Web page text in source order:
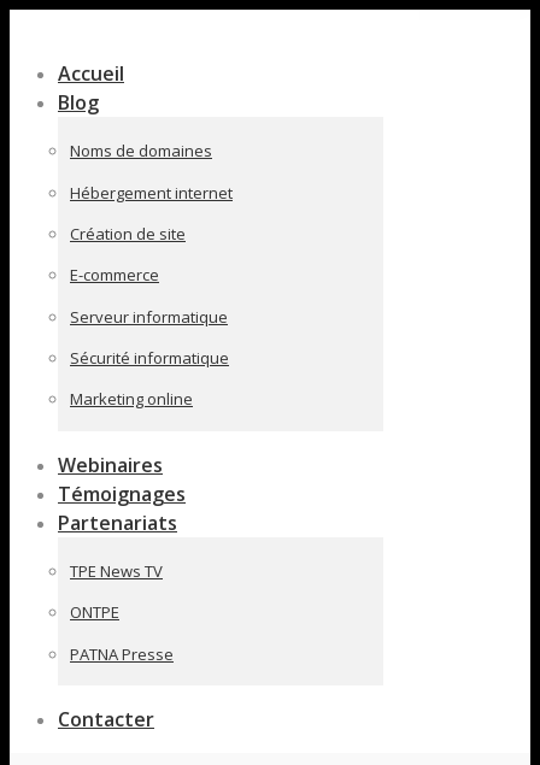
pleine
largeur
Accueil
Blog
Noms de domaines
Hébergement internet
Création de site
E-commerce
Serveur informatique
Sécurité informatique
Marketing online
Webinaires
Témoignages
Partenariats
TPE News TV
ONTPE
PATNA Presse
Contacter